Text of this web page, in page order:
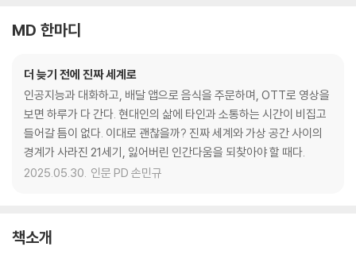
MD 한마디
더 늦기 전에 진짜 세계로
인공지능과 대화하고, 배달 앱으로 음식을 주문하며, OTT로 영상을
보면 하루가 다 간다. 현대인의 삶에 타인과 소통하는 시간이 비집고
들어갈 틈이 없다. 이대로 괜찮을까? 진짜 세계와 가상 공간 사이의
경계가 사라진 21세기, 잃어버린 인간다움을 되찾아야 할 때다.
2025.05.30. 인문 PD 손민규
책소개